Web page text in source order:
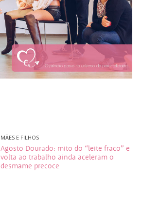
MÃES E FILHOS
Agosto Dourado: mito do “leite fraco” e
volta ao trabalho ainda aceleram o
desmame precoce